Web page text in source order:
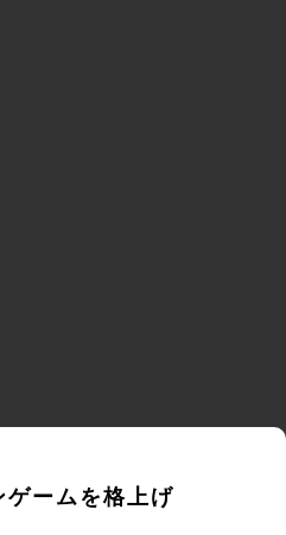
ァー
ローファー
ゲームを格上げ